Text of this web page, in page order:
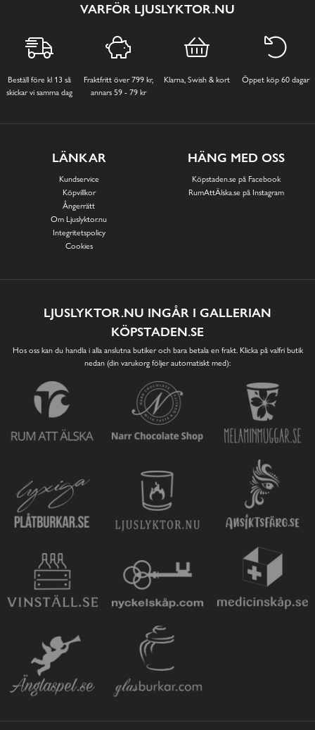
VARFÖR LJUSLYKTOR.NU
Beställ före kl 13 så
skickar vi samma dag
Fraktfritt över 799 kr,
annars 59 - 79 kr
Klarna, Swish & kort Öppet köp 60 dagar
LÄNKAR
Kundservice
Köpvillkor
Ångerrätt
Om Ljuslyktor.nu
Integritetspolicy
Cookies
HÄNG MED OSS
Köpstaden.se på Facebook
RumAttÄlska.se på Instagram
LJUSLYKTOR.NU INGÅR I GALLERIAN
KÖPSTADEN.SE
Hos oss kan du handla i alla anslutna butiker och bara betala en frakt. Klicka på valfri butik
nedan (din varukorg följer automatiskt med):